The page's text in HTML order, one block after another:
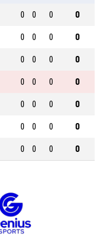
0 0 0 0
0 0 0 0
0 0 0 0
0 0 0 0
0 0 0 0
0 0 0 0
0 0 0 0